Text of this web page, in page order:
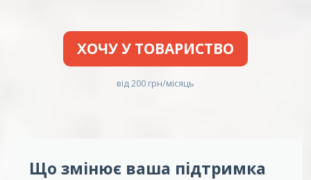
ХОЧУ У ТОВАРИСТВО
від 200 грн/місяць
Що змінює ваша підтримка